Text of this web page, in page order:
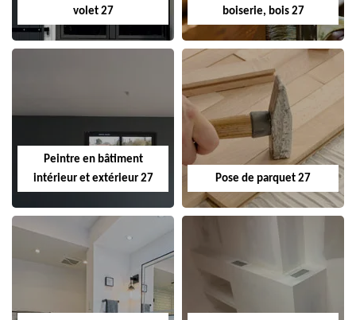
volet 27
boiserie, bois 27
Peintre en bâtiment
intérieur et extérieur 27
Pose de parquet 27